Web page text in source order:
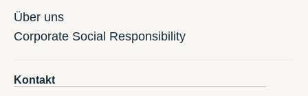
Über uns
Corporate Social Responsibility
Kontakt